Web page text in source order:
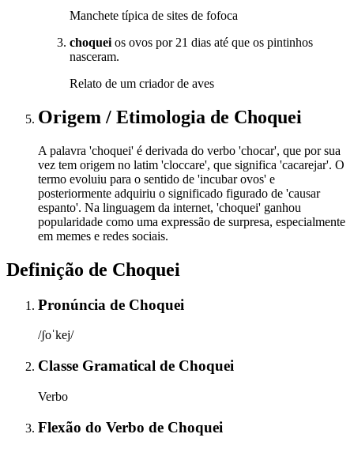
Manchete típica de sites de fofoca
choquei os ovos por 21 dias até que os pintinhos
nasceram.
Relato de um criador de aves
Origem / Etimologia de Choquei
A palavra 'choquei' é derivada do verbo 'chocar', que por sua
vez tem origem no latim 'cloccare', que significa 'cacarejar'. O
termo evoluiu para o sentido de 'incubar ovos' e
posteriormente adquiriu o significado figurado de 'causar
espanto'. Na linguagem da internet, 'choquei' ganhou
popularidade como uma expressão de surpresa, especialmente
em memes e redes sociais.
Definição de Choquei
Pronúncia de Choquei
/ʃoˈkej/
Classe Gramatical de Choquei
Verbo
Flexão do Verbo de Choquei